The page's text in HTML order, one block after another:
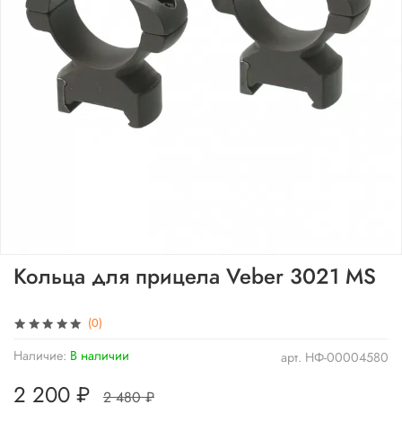
(0)
арт. НФ-00004580
Наличие: В наличии
Кольца для прицела Veber 3021 MS
2 200 ₽ 2 480 ₽